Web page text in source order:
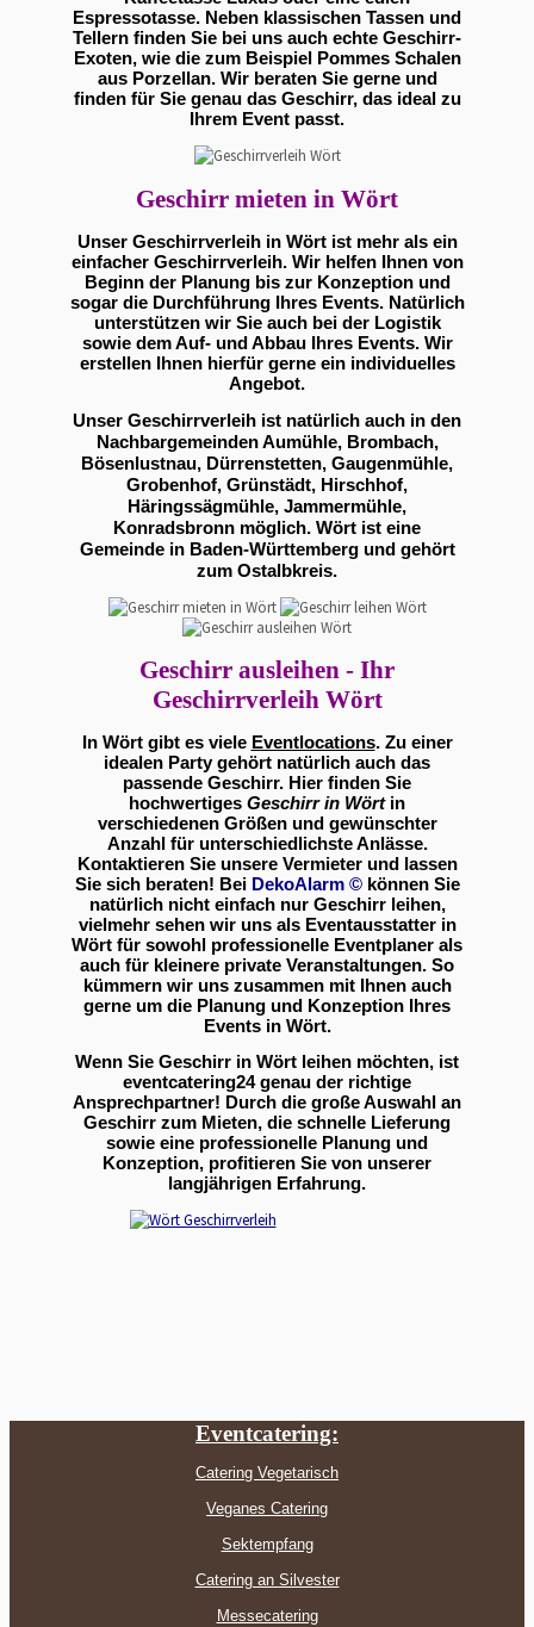
Espressotasse. Neben klassischen Tassen und
Tellern finden Sie bei uns auch echte Geschirr-
Exoten, wie die zum Beispiel Pommes Schalen
aus Porzellan. Wir beraten Sie gerne und
finden für Sie genau das Geschirr, das ideal zu
Ihrem Event passt.
Geschirr mieten in Wört
Unser Geschirrverleih in Wört ist mehr als ein
einfacher Geschirrverleih. Wir helfen Ihnen von
Beginn der Planung bis zur Konzeption und
sogar die Durchführung Ihres Events. Natürlich
unterstützen wir Sie auch bei der Logistik
sowie dem Auf- und Abbau Ihres Events. Wir
erstellen Ihnen hierfür gerne ein individuelles
Angebot.
Unser Geschirrverleih ist natürlich auch in den
Nachbargemeinden Aumühle, Brombach,
Bösenlustnau, Dürrenstetten, Gaugenmühle,
Grobenhof, Grünstädt, Hirschhof,
Häringssägmühle, Jammermühle,
Konradsbronn möglich. Wört ist eine
Gemeinde in Baden-Württemberg und gehört
zum Ostalbkreis.
Geschirr ausleihen - Ihr
Geschirrverleih Wört
In Wört gibt es viele Eventlocations. Zu einer
idealen Party gehört natürlich auch das
passende Geschirr. Hier finden Sie
hochwertiges Geschirr in Wörtin
verschiedenen Größen und gewünschter
Anzahl für unterschiedlichste Anlässe.
Kontaktieren Sie unsere Vermieter und lassen
Sie sich beraten! Bei DekoAlarm ©können Sie
natürlich nicht einfach nur Geschirr leihen,
vielmehr sehen wir uns als Eventausstatter in
Wört für sowohl professionelle Eventplaner als
auch für kleinere private Veranstaltungen. So
kümmern wir uns zusammen mit Ihnen auch
gerne um die Planung und Konzeption Ihres
Events in Wört.
Wenn Sie Geschirr in Wört leihen möchten, ist
eventcatering24 genau der richtige
Ansprechpartner! Durch die große Auswahl an
Geschirr zum Mieten, die schnelle Lieferung
sowie eine professionelle Planung und
Konzeption, profitieren Sie von unserer
langjährigen Erfahrung.
Eventcatering:
Catering Vegetarisch
Veganes Catering
Sektempfang
Catering an Silvester
Messecatering